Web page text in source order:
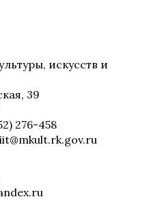
искусств и
39
276-458